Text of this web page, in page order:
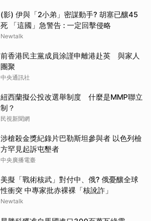
(影) 伊與「2小弟」密謀動手? 胡塞已釀45
死 「這國」急警告 : 一定回擊侵略
Newtalk
前香港民主黨成員涂謹申離港赴英 與家人
團聚
中央通訊社
紐西蘭擬公投改選舉制度 什麼是MMP聯立
制？
民視新聞網
涉槍殺金獎紀錄片巴勒斯坦參與者 以色列檢
方罕見起訴屯墾者
中央廣播電臺
美擬「戰術核武」對付中、俄? 俄憂釀全球
性衝突 中專家批赤裸裸「核訛詐」
Newtalk